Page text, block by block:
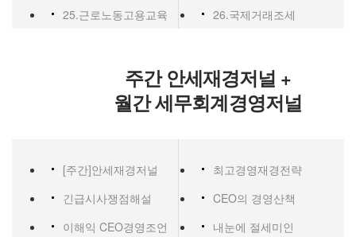
25.근로노동고용교육
26.국제거래조세
주간 안세재경저널 +
월간 세무회계경영저널
[주간]안세재경저널
최고경영재경전략
긴급시사쟁점해설
CEO의 경영산책
이해익 CEO경영조언
내눈에 절세미인